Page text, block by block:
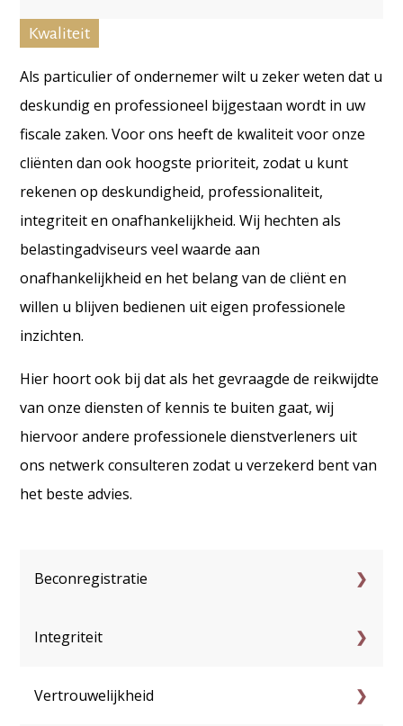
Kwaliteit
Als particulier of ondernemer wilt u zeker weten dat u
deskundig en professioneel bijgestaan wordt in uw
fiscale zaken. Voor ons heeft de kwaliteit voor onze
cliënten dan ook hoogste prioriteit, zodat u kunt
rekenen op deskundigheid, professionaliteit,
integriteit en onafhankelijkheid. Wij hechten als
belastingadviseurs veel waarde aan
onafhankelijkheid en het belang van de cliënt en
willen u blijven bedienen uit eigen professionele
inzichten.
Hier hoort ook bij dat als het gevraagde de reikwijdte
van onze diensten of kennis te buiten gaat, wij
hiervoor andere professionele dienstverleners uit
ons netwerk consulteren zodat u verzekerd bent van
het beste advies.
Beconregistratie
Integriteit
Vertrouwelijkheid